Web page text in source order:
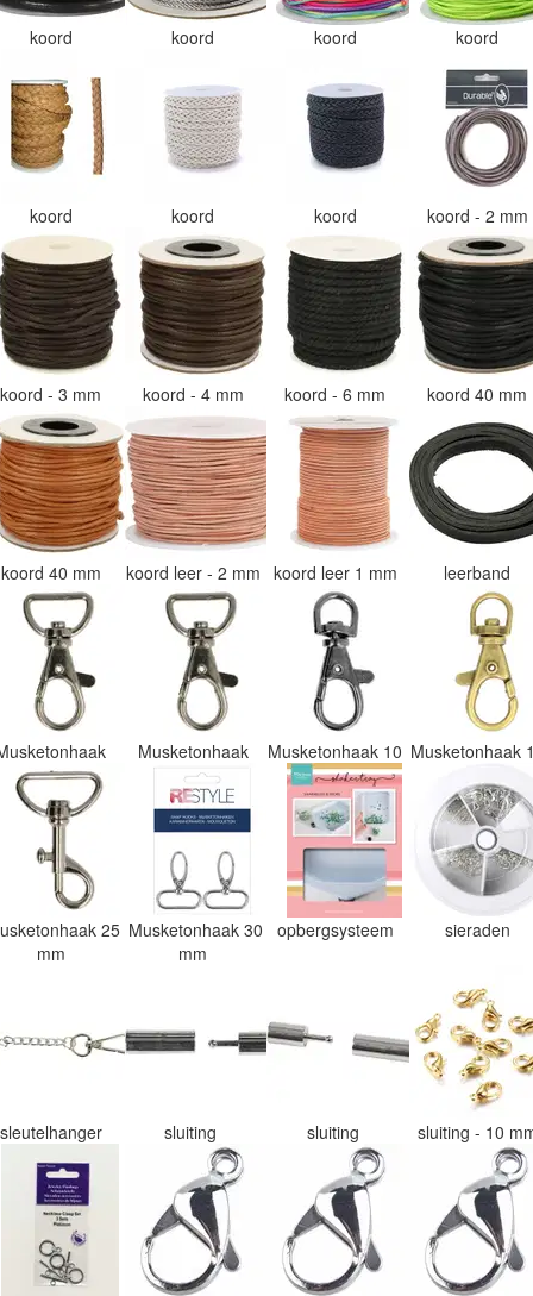
koord koord koord koord
koord koord koord koord - 2 mm
koord - 3 mm koord - 4 mm koord - 6 mm koord 40 mm
koord 40 mm koord leer - 2 mm koord leer 1 mm leerband
Musketonhaak Musketonhaak 10 Musketonhaak
25
mm
Musketonhaak 30
mm
opbergsysteem sieraden
sleutelhanger sluiting sluiting sluiting - 10